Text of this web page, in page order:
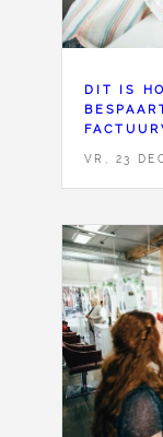
DIT IS
VR, 23